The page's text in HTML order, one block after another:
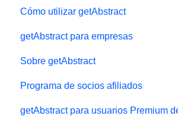
Cómo utilizar getAbstract
Lector electrónico
App
Biblioteca y listas de lectura
Audiolibros
getAbstract para empresas
Herramientas de aprendizaje
getAbstract Integración
Planes para Equipos
Sobre getAbstract
Resúmenes y redacción
Contáctenos
Programa de socios afiliados
Afiliados/ Aliados e Impact
getAbstract para usuarios Premium